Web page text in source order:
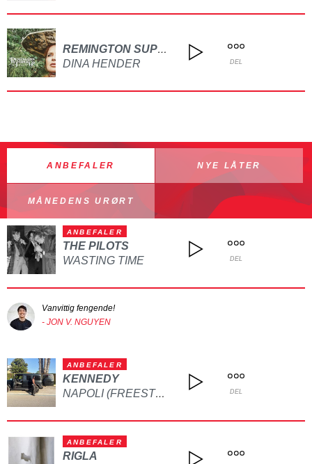
REMINGTON SUPER 60
DINA HENDER DEL
ANBEFALER NYE LÅTER
MÅNEDENS URØRT
ANBEFALER
THE PILOTS
WASTING TIME
DEL
Vanvittig fengende!
- JON V. NGUYEN
ANBEFALER
KENNEDY
NAPOLI (FREESTYLE) DEL
ANBEFALER
RIGLA